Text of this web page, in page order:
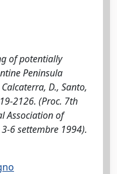
of potentially
Peninsula
D., Santo,
2126. (Proc. 7th
Association of
6 settembre 1994).